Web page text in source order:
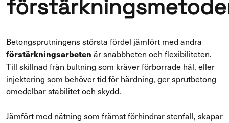
Betongsprutningens största fördel jämfört med andra
förstärkningsarbeten är snabbheten och flexibiliteten.
Till skillnad från bultning som kräver förborrade hål, eller
injektering som behöver tid för härdning, ger sprutbetong
omedelbar stabilitet och skydd.
Jämfört med nätning som främst förhindrar stenfall, skapar